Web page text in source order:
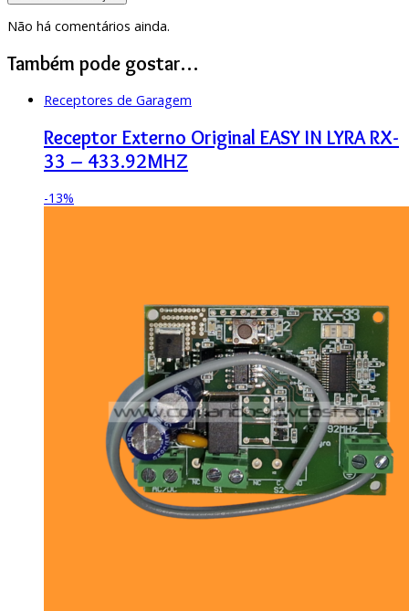
Não há comentários ainda.
Também pode gostar…
Receptores de Garagem
Receptor Externo Original EASY IN LYRA RX-
33 – 433.92MHZ
-13%